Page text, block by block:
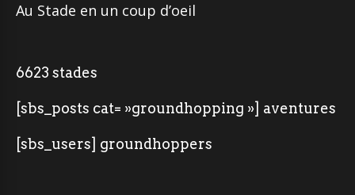
Au Stade en un coup d’oeil
6623 stades
[sbs_posts cat= »groundhopping »] aventures
[sbs_users] groundhoppers